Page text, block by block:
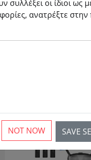
οι ίδιοι ως
ανατρέξτε
SAVE
NOT NOW